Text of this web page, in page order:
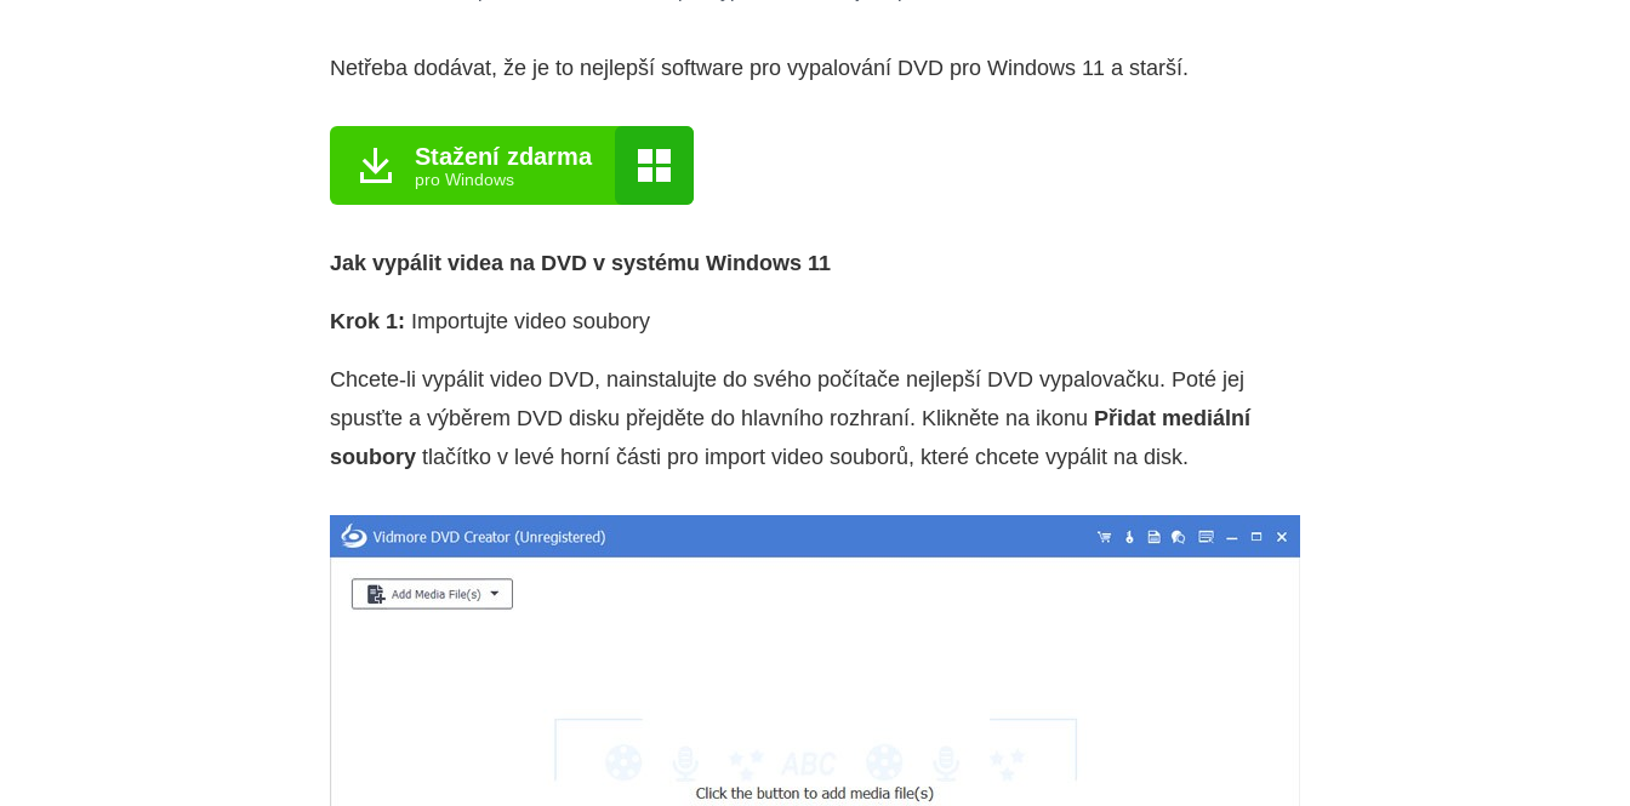
Netřeba dodávat, že je to nejlepší software pro vypalování DVD pro Windows 11 a starší.
Stažení zdarma
pro Windows
Jak vypálit videa na DVD v systému Windows 11
Krok 1: Importujte video soubory
Chcete-li vypálit video DVD, nainstalujte do svého počítače nejlepší DVD vypalovačku. Poté jej
spusťte a výběrem DVD disku přejděte do hlavního rozhraní. Klikněte na ikonu Přidat mediální
soubory tlačítko v levé horní části pro import video souborů, které chcete vypálit na disk.